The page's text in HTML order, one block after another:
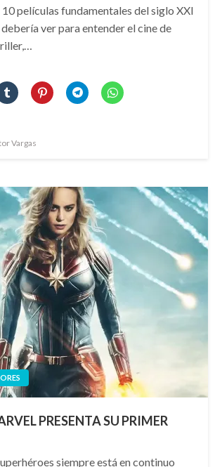
películas fundamentales del siglo XXI
ver para entender el cine de
Vargas
PRESENTA SU PRIMER
siempre está en continuo